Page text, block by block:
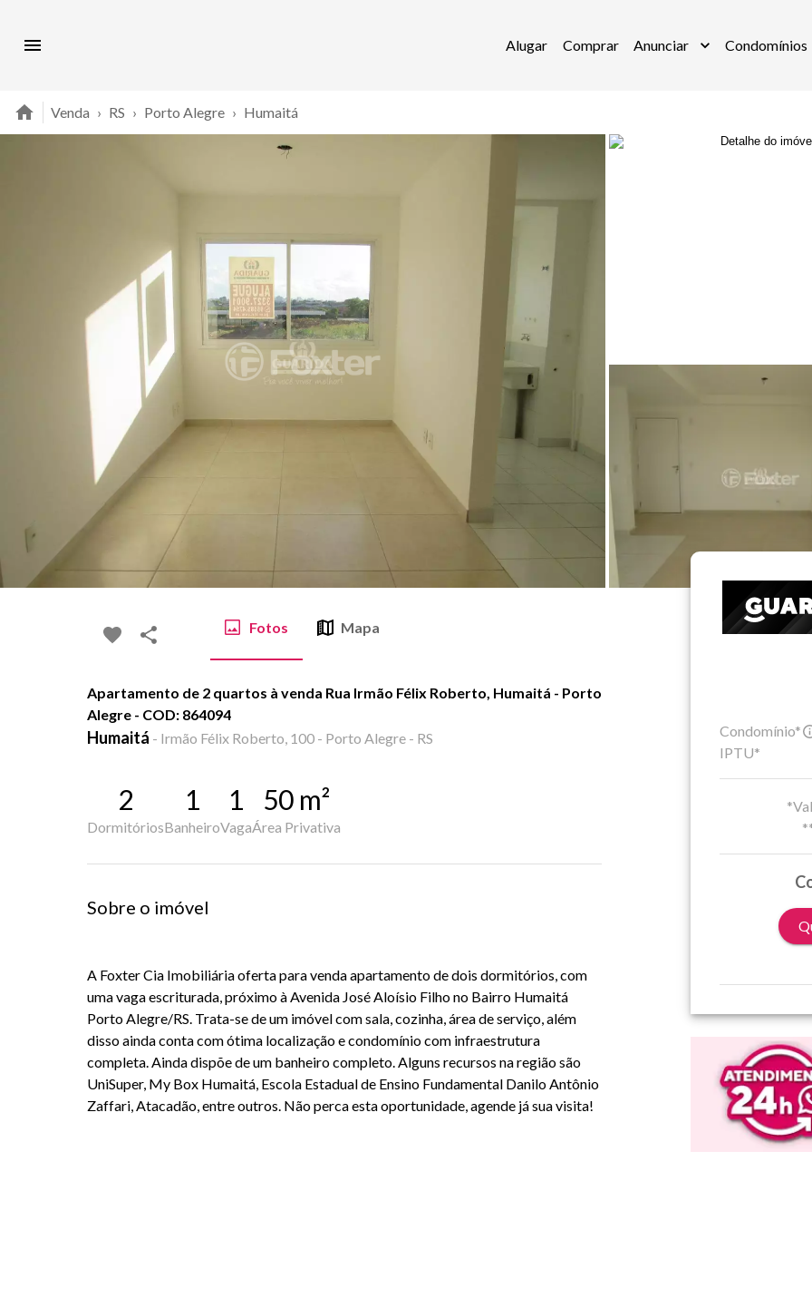
Alugar Comprar Anunciar Condomínios
Venda › RS › Porto Alegre › Humaitá
Fotos Mapa
Apartamento de 2 quartos à venda Rua Irmão Félix Roberto, Humaitá - Porto
Alegre - COD: 864094
Humaitá - Irmão Félix Roberto, 100 - Porto Alegre - RS
2
Dormitórios
1
Banheiro
1
Vaga
50 m²
Área Privativa
Sobre o imóvel
A Foxter Cia Imobiliária oferta para venda apartamento de dois dormitórios, com
uma vaga escriturada, próximo à Avenida José Aloísio Filho no Bairro Humaitá
Porto Alegre/RS. Trata-se de um imóvel com sala, cozinha, área de serviço, além
disso ainda conta com ótima localização e condomínio com infraestrutura
completa. Ainda dispõe de um banheiro completo. Alguns recursos na região são
UniSuper, My Box Humaitá, Escola Estadual de Ensino Fundamental Danilo Antônio
Zaffari, Atacadão, entre outros. Não perca esta oportunidade, agende já sua visita!
Condomínio*
IPTU*